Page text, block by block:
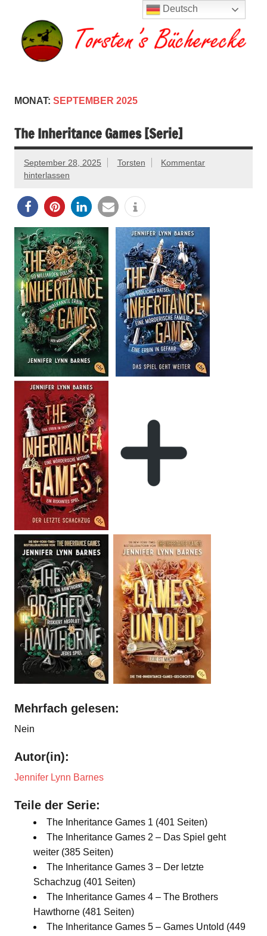
springen
MONAT: SEPTEMBER 2025
The Inheritance Games [Serie]
September 28, 2025 Torsten
Kommentar
hinterlassen
Mehrfach gelesen:
Nein
Autor(in):
Jennifer Lynn Barnes
Teile der Serie:
The Inheritance Games 1 (401 Seiten)
The Inheritance Games 2 – Das Spiel geht
weiter (385 Seiten)
The Inheritance Games 3 – Der letzte
Schachzug (401 Seiten)
The Inheritance Games 4 – The Brothers
Hawthorne (481 Seiten)
The Inheritance Games 5 – Games Untold (449
Deutsch